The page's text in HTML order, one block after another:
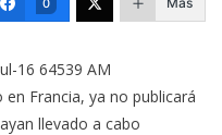
0
Francia, ya no publicará
llevado a cabo